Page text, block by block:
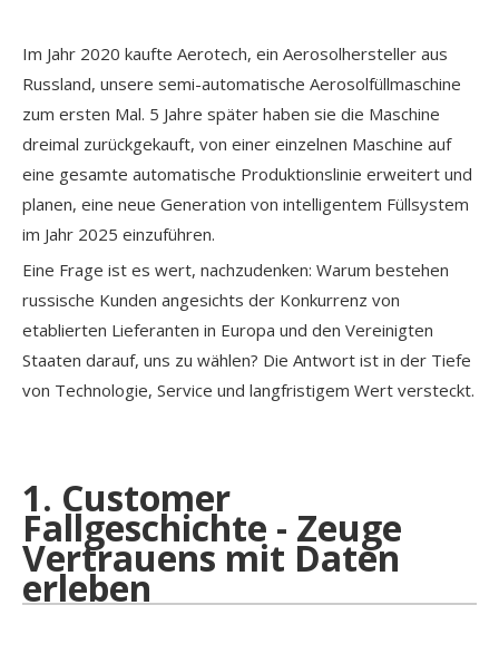
Im Jahr 2020 kaufte Aerotech, ein Aerosolhersteller aus
Russland, unsere semi-automatische Aerosolfüllmaschine
zum ersten Mal. 5 Jahre später haben sie die Maschine
dreimal zurückgekauft, von einer einzelnen Maschine auf
eine gesamte automatische Produktionslinie erweitert und
planen, eine neue Generation von intelligentem Füllsystem
im Jahr 2025 einzuführen.
Eine Frage ist es wert, nachzudenken: Warum bestehen
russische Kunden angesichts der Konkurrenz von
etablierten Lieferanten in Europa und den Vereinigten
Staaten darauf, uns zu wählen? Die Antwort ist in der Tiefe
von Technologie, Service und langfristigem Wert versteckt.
1. Customer
Fallgeschichte - Zeuge
Vertrauens mit Daten
erleben